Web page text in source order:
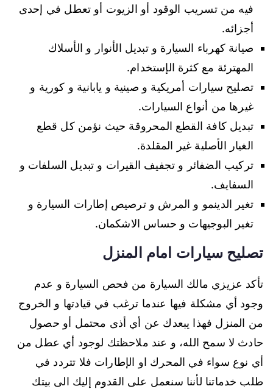
فيه من تسريب الوقود أو الزيوت أو تعطل في إحدى
أجزائه.
صيانة كهرباء السيارة و تبديل الأنوار و الأسلاك
المهترئة مع كثرة الإستخدام.
تصليح سيارات أمريكية و صينية و يابانية و كورية و
غيرها من أنواع السيارات.
تبديل كافة القطع المحروقة حيث نؤمن كل قطع
الغيار الأصلية غير المقلدة.
تركيب الضفائر و تجفيف القيرات و تبديل السلفات و
السفايف.
تغير الدينمو و المرش و ترصيص إطارات السيارة و
تغير البوجيهات و حساس الاشكمان.
تصليح سيارات امام المنزل
تأكد عزيزي مالك السيارة من فحص السيارة و عدم
وجود أي مشكلة فيها عندما ترغب في قيادتها و الخروج
من المنزل فهذا يبعدك عن أي أذى محتمل أو حصول
حادث لا سمح الله، و عند ملاحظتك لوجود أي عطل من
أي نوع سواء في المحرك او الإطارات فلا تتردد في
طلب خدماتنا لأننا سنعمل على القدوم إليك الى بيتك